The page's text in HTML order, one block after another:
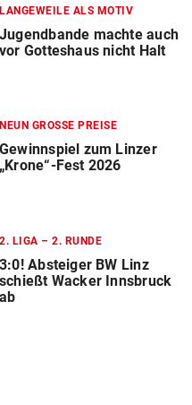
LANGEWEILE ALS MOTIV
Jugendbande machte auch
vor Gotteshaus nicht Halt
NEUN GROSSE PREISE
Gewinnspiel zum Linzer
„Krone“-Fest 2026
2. LIGA – 2. RUNDE
3:0! Absteiger BW Linz
schießt Wacker Innsbruck
ab